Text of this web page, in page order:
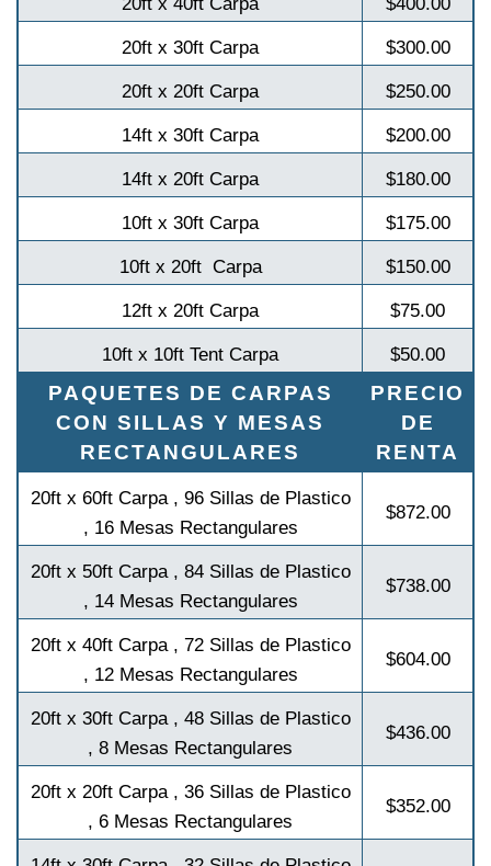
20ft x 30ft Carpa
$300.00
20ft x 20ft Carpa
$250.00
14ft x 30ft Carpa
$200.00
14ft x 20ft Carpa
$180.00
10ft x 30ft Carpa
$175.00
10ft x 20ft Carpa
$150.00
12ft x 20ft Carpa
$75.00
10ft x 10ft Tent Carpa
$50.00
PAQUETES DE CARPAS
CON SILLAS Y MESAS
RECTANGULARES
PRECIO
DE
RENTA
20ft x 60ft Carpa , 96 Sillas de Plastico
, 16 Mesas Rectangulares
$872.00
20ft x 50ft Carpa , 84 Sillas de Plastico
, 14 Mesas Rectangulares
$738.00
20ft x 40ft Carpa , 72 Sillas de Plastico
, 12 Mesas Rectangulares
$604.00
20ft x 30ft Carpa , 48 Sillas de Plastico
, 8 Mesas Rectangulares
$436.00
20ft x 20ft Carpa , 36 Sillas de Plastico
, 6 Mesas Rectangulares
$352.00